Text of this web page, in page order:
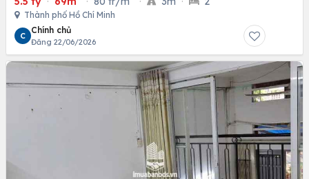
Thành phố Hồ Chí Minh
C
Chính chủ
Đăng 22/06/2026